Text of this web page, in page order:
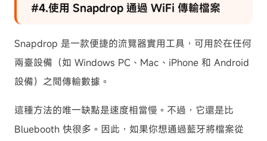
#4.使用 Snapdrop 通過 WiFi 傳輸檔案
Snapdrop 是一款便捷的流覽器實用工具，可用於在任何
兩臺設備（如 Windows PC、Mac、iPhone 和 Android
設備）之間傳輸數據。
這種方法的唯一缺點是速度相當慢。不過，它還是比
Bluebooth 快很多。因此，如果你想通過藍牙將檔案從